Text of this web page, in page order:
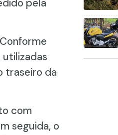
utilizadas
traseiro da
com
seguida, o